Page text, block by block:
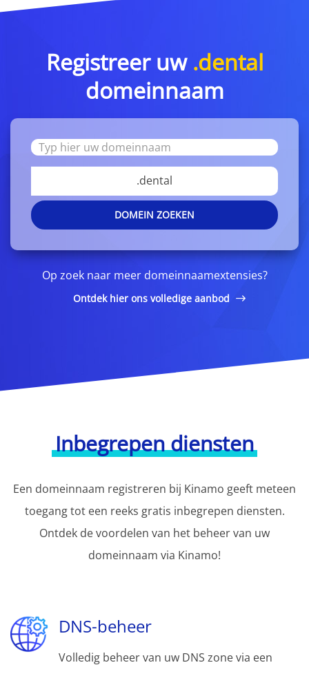
Registreer uw .dental
domeinnaam
.dental
DOMEIN ZOEKEN
Op zoek naar meer domeinnaamextensies?
Ontdek hier ons volledige aanbod
Inbegrepen diensten
Een domeinnaam registreren bij Kinamo geeft meteen
toegang tot een reeks gratis inbegrepen diensten.
Ontdek de voordelen van het beheer van uw
domeinnaam via Kinamo!
DNS-beheer
Volledig beheer van uw DNS zone via een